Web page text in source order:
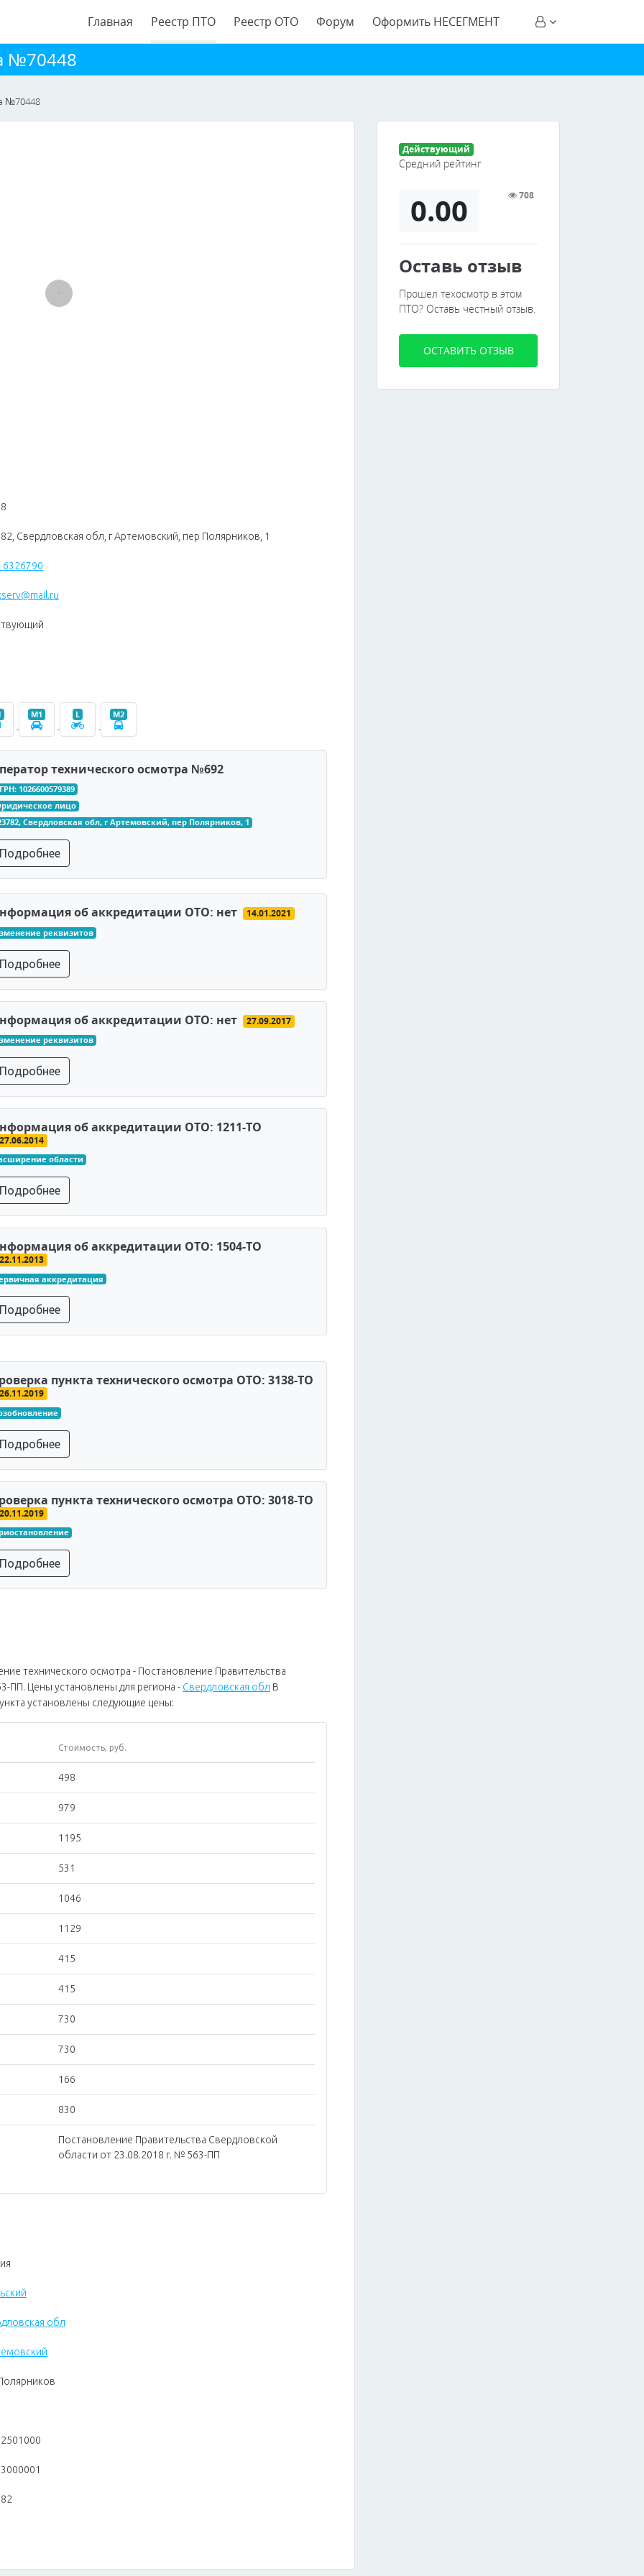
Главная Реестр ПТО Реестр ОТО Форум Оформить НЕСЕГМЕНТ
№70448
№70448
Свердловская обл, г Артемовский, пер Полярников, 1
6326790
M1 L M2
технического осмотра №692
1026600579389
лицо
Свердловская обл, г Артемовский, пер Полярников, 1
Подробнее
об аккредитации ОТО: нет 14.01.2021
реквизитов
Подробнее
об аккредитации ОТО: нет 27.09.2017
реквизитов
Подробнее
об аккредитации ОТО: 1211-ТО
27.06.2014
области
Подробнее
об аккредитации ОТО: 1504-ТО
22.11.2013
аккредитация
Подробнее
пункта технического осмотра ОТО: 3138-ТО
26.11.2019
Подробнее
пункта технического осмотра ОТО: 3018-ТО
20.11.2019
Подробнее
технического осмотра - Постановление Правительства
ПП. Цены установлены для региона - Свердловская обл В
установлены следующие цены:
Стоимость, руб.
498
979
1195
531
1046
1129
415
415
730
730
166
830
Постановление Правительства Свердловской
области от 23.08.2018 г. № 563-ПП
обл
Действующий
Средний рейтинг
0.00 708
Оставь отзыв
Прошел техосмотр в этом
ПТО? Оставь честный отзыв.
ОСТАВИТЬ ОТЗЫВ